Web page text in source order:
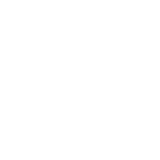
RUBIN
60
3M KOLIBER